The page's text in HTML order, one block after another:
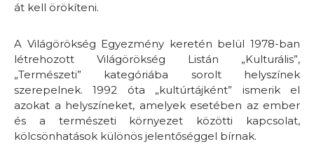
át kell örökíteni.
A Világörökség Egyezmény keretén belül 1978-ban
létrehozott Világörökség Listán „Kulturális”,
„Természeti” kategóriába sorolt helyszínek
szerepelnek. 1992 óta „kultúrtájként” ismerik el
azokat a helyszíneket, amelyek esetében az ember
és a természeti környezet közötti kapcsolat,
kölcsönhatások különös jelentőséggel bírnak.